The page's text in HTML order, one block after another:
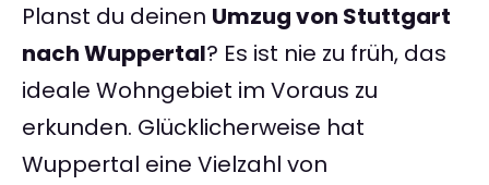
Planst du deinen Umzug von Stuttgart
nach Wuppertal? Es ist nie zu früh, das
ideale Wohngebiet im Voraus zu
erkunden. Glücklicherweise hat
Wuppertal eine Vielzahl von